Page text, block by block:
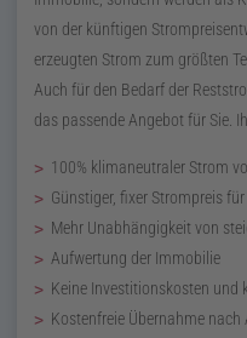
von der künftigen
erzeugten Strom zum größten
Auch für den Bedarf der
das passende Angebot für Sie.
100% klimaneutraler Strom
Günstiger, fixer Strompreis für
Mehr Unabhängigkeit von
Aufwertung der Immobilie
Keine Investitionskosten und
Kostenfreie Übernahme